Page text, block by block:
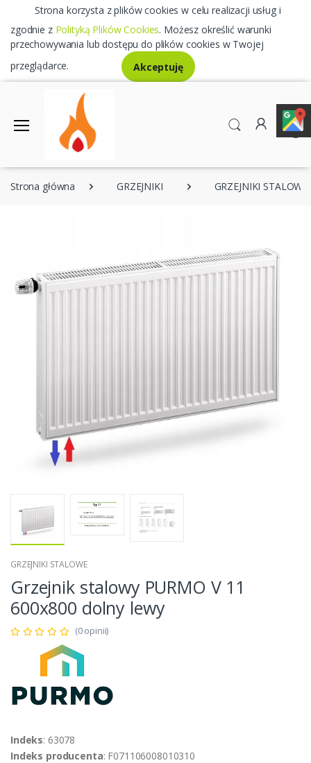
Strona korzysta z plików cookies w celu realizacji usług i
zgodnie z Polityką Plików Cookies. Możesz określić warunki
przechowywania lub dostępu do plików cookies w Twojej
przeglądarce.
Akceptuję
0
Strona główna GRZEJNIKI GRZEJNIKI STALOWE
GRZEJNIKI STALOWE
Grzejnik stalowy PURMO V 11
600x800 dolny lewy
(0 opinii)
Indeks: 63078
Indeks producenta: F071106008010310